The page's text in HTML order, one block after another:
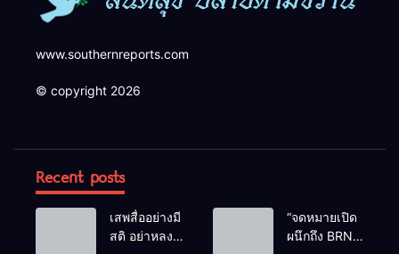
www.southernreports.com
© copyright 2026
Recent posts
เสพสื่ออย่างมี
สติ อย่าหลง
“จดหมายเปิด
ผนึกถึง BRN”